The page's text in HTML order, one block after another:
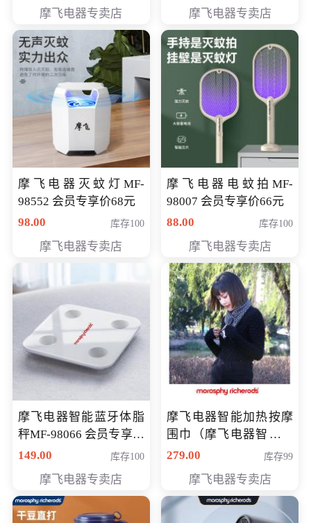
摩飞电器专卖店 摩飞电器专卖店
摩飞电器灭蚊灯MF-
98552 会员专享价68元
98.00
库存100
摩飞电器专卖店
摩飞电器电蚊拍MF-
98007 会员专享价66元
88.00
库存100
摩飞电器专卖店
摩飞电器智能蓝牙体脂
秤MF-98066 会员专享价
98元
149.00 库存100
摩飞电器专卖店
摩飞电器智能加热按摩
围巾（摩飞电器智能加
热按摩围脖） 会员专享
279.00 库存99
摩飞电器专卖店